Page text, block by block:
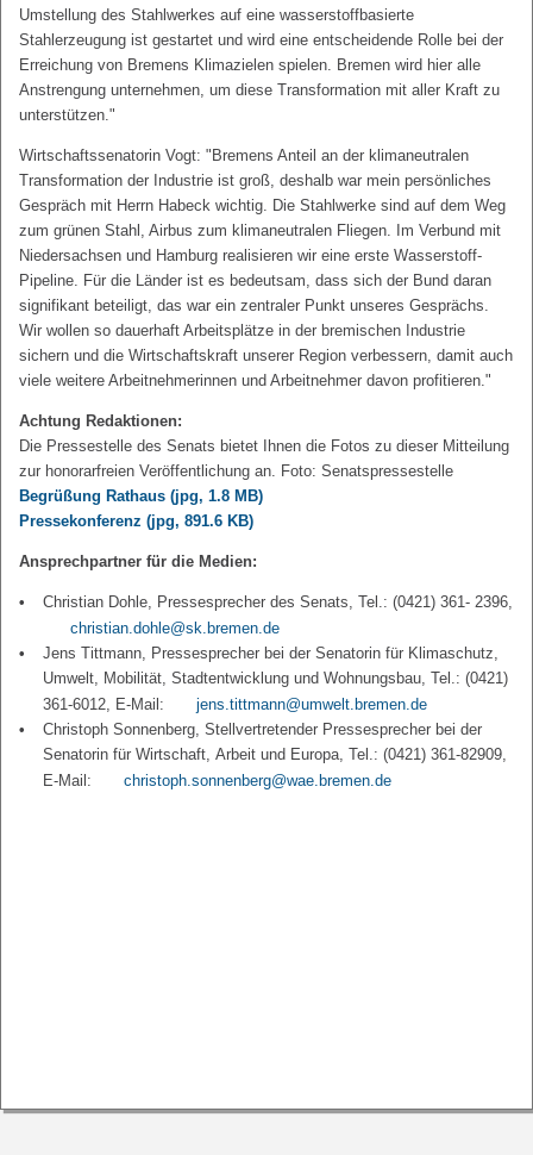
Umstellung des Stahlwerkes auf eine wasserstoffbasierte
Stahlerzeugung ist gestartet und wird eine entscheidende Rolle bei der
Erreichung von Bremens Klimazielen spielen. Bremen wird hier alle
Anstrengung unternehmen, um diese Transformation mit aller Kraft zu
unterstützen."
Wirtschaftssenatorin Vogt: "Bremens Anteil an der klimaneutralen
Transformation der Industrie ist groß, deshalb war mein persönliches
Gespräch mit Herrn Habeck wichtig. Die Stahlwerke sind auf dem Weg
zum grünen Stahl, Airbus zum klimaneutralen Fliegen. Im Verbund mit
Niedersachsen und Hamburg realisieren wir eine erste Wasserstoff-
Pipeline. Für die Länder ist es bedeutsam, dass sich der Bund daran
signifikant beteiligt, das war ein zentraler Punkt unseres Gesprächs.
Wir wollen so dauerhaft Arbeitsplätze in der bremischen Industrie
sichern und die Wirtschaftskraft unserer Region verbessern, damit auch
viele weitere Arbeitnehmerinnen und Arbeitnehmer davon profitieren."
Achtung Redaktionen:
Die Pressestelle des Senats bietet Ihnen die Fotos zu dieser Mitteilung
zur honorarfreien Veröffentlichung an. Foto: Senatspressestelle
Begrüßung Rathaus (jpg, 1.8 MB)
Pressekonferenz (jpg, 891.6 KB)
Ansprechpartner für die Medien:
Christian Dohle, Pressesprecher des Senats, Tel.: (0421) 361- 2396,
christian.dohle@sk.bremen.de
Jens Tittmann, Pressesprecher bei der Senatorin für Klimaschutz,
Umwelt, Mobilität, Stadtentwicklung und Wohnungsbau, Tel.: (0421)
361-6012, E-Mail:
jens.tittmann@umwelt.bremen.de
Christoph Sonnenberg, Stellvertretender Pressesprecher bei der
Senatorin für Wirtschaft, Arbeit und Europa, Tel.: (0421) 361-82909,
E-Mail:
christoph.sonnenberg@wae.bremen.de